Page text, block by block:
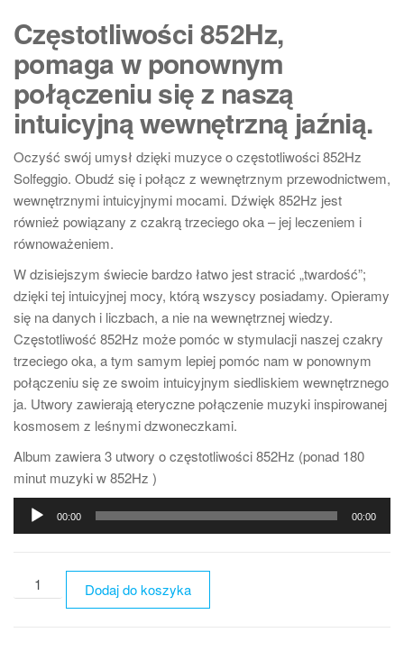
Częstotliwości 852Hz,
pomaga w ponownym
połączeniu się z naszą
intuicyjną wewnętrzną jaźnią.
Oczyść swój umysł dzięki muzyce o częstotliwości 852Hz
Solfeggio. Obudź się i połącz z wewnętrznym przewodnictwem,
wewnętrznymi intuicyjnymi mocami. Dźwięk 852Hz jest
również powiązany z czakrą trzeciego oka – jej leczeniem i
równoważeniem.
W dzisiejszym świecie bardzo łatwo jest stracić „twardość”;
dzięki tej intuicyjnej mocy, którą wszyscy posiadamy. Opieramy
się na danych i liczbach, a nie na wewnętrznej wiedzy.
Częstotliwość 852Hz może pomóc w stymulacji naszej czakry
trzeciego oka, a tym samym lepiej pomóc nam w ponownym
połączeniu się ze swoim intuicyjnym siedliskiem wewnętrznego
ja. Utwory zawierają eteryczne połączenie muzyki inspirowanej
kosmosem z leśnymi dzwoneczkami.
Album zawiera 3 utwory o częstotliwości 852Hz (ponad 180
minut muzyki w 852Hz )
Odtwarzacz
00:00 00:00
ilość
852Hz
Dodaj do koszyka